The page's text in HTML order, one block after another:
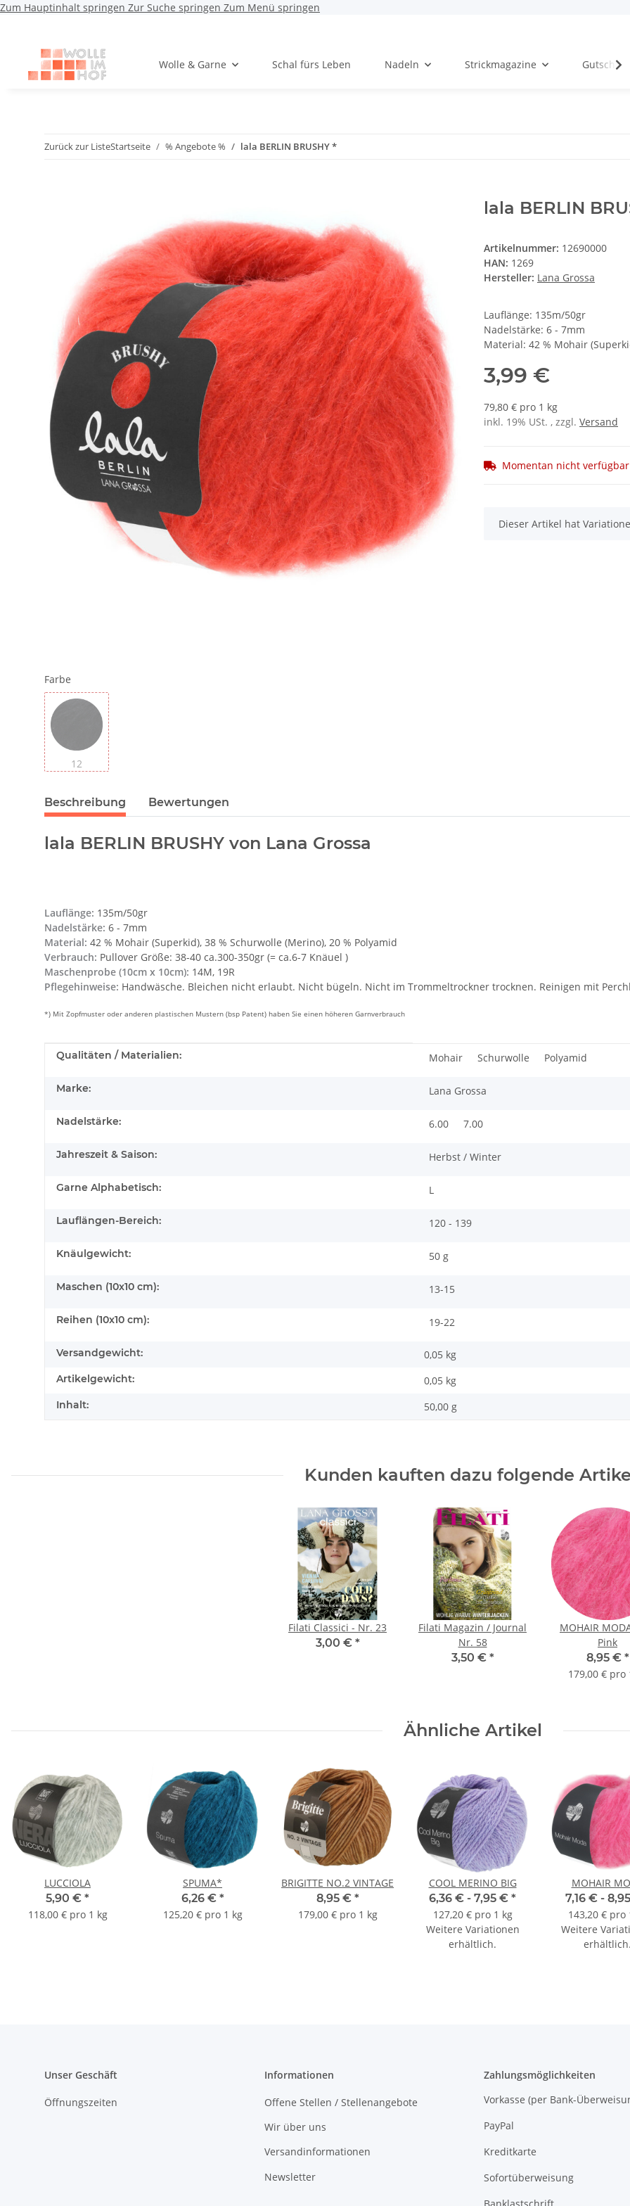
Zum Hauptinhalt springen Zur Suche springen Zum Menü springen
Wolle & Garne Schal fürs Leben Nadeln Strickmagazine
Zurück zur ListeStartseite % Angebote % lala BERLIN BRUSHY *
lala BERLIN
Artikelnummer: 12690000
HAN: 1269
Hersteller: Lana Grossa
Lauflänge: 135m/50gr
Nadelstärke: 6 - 7mm
Material: 42 % Mohair
3,99 €
79,80 € pro 1 kg
inkl. 19% USt. , zzgl. Versand
Momentan nicht verfügbar
x
Dieser Artikel hat
Farbe
12
Beschreibung Bewertungen
lala BERLIN BRUSHY von Lana Grossa
Lauflänge: 135m/50gr
Nadelstärke: 6 - 7mm
Material: 42 % Mohair (Superkid), 38 % Schurwolle (Merino), 20 % Polyamid
Verbrauch: Pullover Größe: 38-40 ca.300-350gr (= ca.6-7 Knäuel )
Maschenprobe (10cm x 10cm): 14M, 19R
Pflegehinweise: Handwäsche. Bleichen nicht erlaubt. Nicht bügeln. Nicht im Trommeltrockner trocknen. Reinigen mit
*) Mit Zopfmuster oder anderen plastischen Mustern (bsp Patent) haben Sie einen höheren Garnverbrauch
Produkteigenschaft
Wert
Qualitäten / Materialien: Mohair Schurwolle Polyamid
Marke: Lana Grossa
Nadelstärke: 6.00 7.00
Jahreszeit & Saison: Herbst / Winter
Garne Alphabetisch: L
Lauflängen-Bereich: 120 - 139
Knäulgewicht: 50 g
Maschen (10x10 cm): 13-15
Reihen (10x10 cm): 19-22
Versandgewicht: 0,05 kg
Artikelgewicht: 0,05 kg
Inhalt: 50,00 g
Kunden kauften dazu folgende
Filati Classici - Nr. 23
3,00 € *
Filati Magazin / Journal
Nr. 58
3,50 € *
MOHAIR
Pink
8,95 € *
179,00 € pro
Ähnliche Artikel
LUCCIOLA
5,90 € *
118,00 € pro 1 kg
SPUMA*
6,26 € *
125,20 € pro 1 kg
BRIGITTE NO.2 VINTAGE
8,95 € *
179,00 € pro 1 kg
COOL MERINO BIG
6,36 € - 7,95 € *
127,20 € pro 1 kg
Weitere Variationen
erhältlich.
MOHAIR
7,16 € -
143,20 € pro
Weitere
Unser Geschäft
Öffnungszeiten
Informationen
Offene Stellen / Stellenangebote
Wir über uns
Versandinformationen
Newsletter
Zahlungsmöglichkeiten
Vorkasse (per Bank-
PayPal
Kreditkarte
Sofortüberweisung